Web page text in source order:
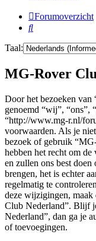
Forumoverzicht
Zoek
Taal:
MG-Rover
Door het bezoeken
genoemd “wij”, “ons”,
“http://www.mg-r.nl/
voorwaarden. Als je
bezoek of gebruik
hebben het recht om
en zullen ons best
brengen, het is echter
regelmatig te
deze wijzigingen,
Club Nederland”. Blijf
Nederland”, dan ga je
of toevoegingen.